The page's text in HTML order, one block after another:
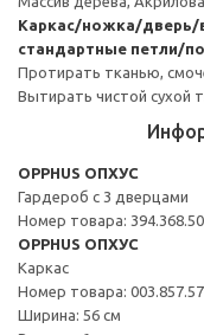
Каркас/ножка/дверь/
стандартные петли/
Протирать тканью,
Вытирать чистой сухой
OPPHUS ОПХУС
Гардероб с 3 дверцами
Номер товара: 394.368.50
OPPHUS ОПХУС
Каркас
Номер товара: 003.857.57
Ширина: 56 см